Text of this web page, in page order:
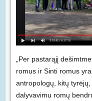
„Per pastarąjį
romus ir Sinti romus
antropologų, kitų
dalyvavimu romų